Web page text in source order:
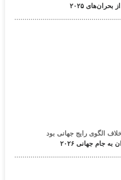
الگوی رایج جهانی بود
جام جهانی ۲۰۲۶